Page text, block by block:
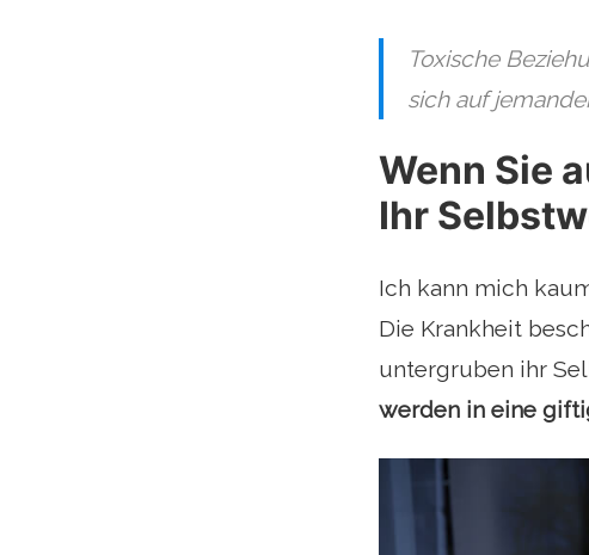
Toxische
sich auf
Wenn Sie
Ihr
Ich kann mich
Die Krankheit
untergruben ihr
werden in eine